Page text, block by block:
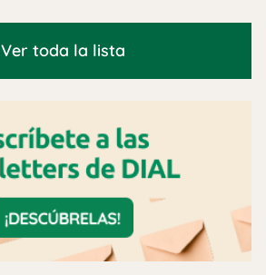
Ver toda la lista